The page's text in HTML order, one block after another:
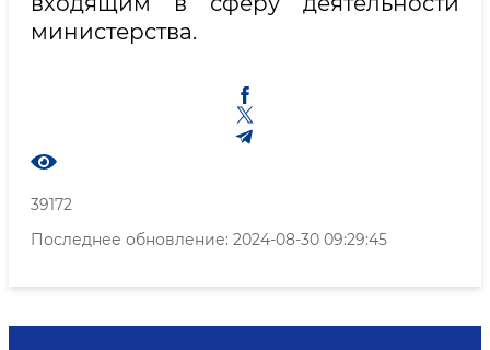
министерства.
39172
Последнее обновление: 2024-08-30 09:29:45